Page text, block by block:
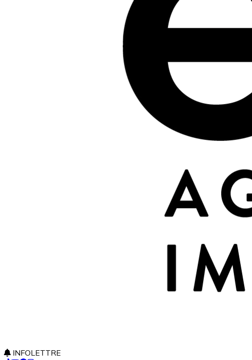
INFOLETTRE